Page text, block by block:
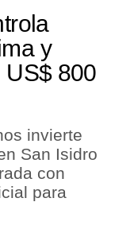
y
US$ 800
invierte
San Isidro
con
para